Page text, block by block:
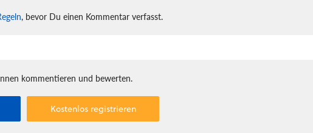
, bevor Du einen Kommentar verfasst.
kommentieren und bewerten.
Kostenlos registrieren